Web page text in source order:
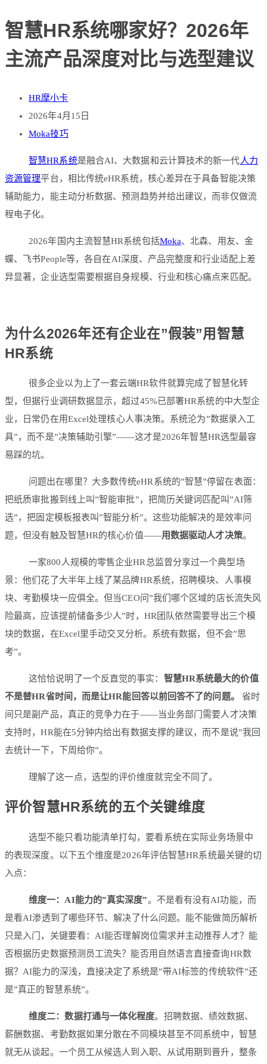
智慧HR系统哪家好？2026年
主流产品深度对比与选型建议
HR摩小卡
2026年4月15日
Moka技巧
智慧HR系统是融合AI、大数据和云计算技术的新一代人力
资源管理平台，相比传统eHR系统，核心差异在于具备智能决策
辅助能力，能主动分析数据、预测趋势并给出建议，而非仅做流
程电子化。
2026年国内主流智慧HR系统包括Moka、北森、用友、金
蝶、飞书People等，各自在AI深度、产品完整度和行业适配上差
异显著，企业选型需要根据自身规模、行业和核心痛点来匹配。
为什么2026年还有企业在”假装”用智慧
HR系统
很多企业以为上了一套云端HR软件就算完成了智慧化转
型，但据行业调研数据显示，超过45%已部署HR系统的中大型企
业，日常仍在用Excel处理核心人事决策。系统沦为”数据录入工
具”，而不是”决策辅助引擎”——这才是2026年智慧HR选型最容
易踩的坑。
问题出在哪里？大多数传统eHR系统的”智慧”停留在表面：
把纸质审批搬到线上叫”智能审批”，把简历关键词匹配叫”AI筛
选”，把固定模板报表叫”智能分析”。这些功能解决的是效率问
题，但没有触及智慧HR的核心价值——用数据驱动人才决策。
一家800人规模的零售企业HR总监曾分享过一个典型场
景：他们花了大半年上线了某品牌HR系统，招聘模块、人事模
块、考勤模块一应俱全。但当CEO问”我们哪个区域的店长流失风
险最高，应该提前储备多少人”时，HR团队依然需要导出三个模
块的数据，在Excel里手动交叉分析。系统有数据，但不会”思
考”。
这恰恰说明了一个反直觉的事实： 智慧HR系统最大的价值
不是替HR省时间，而是让HR能回答以前回答不了的问题。
省时
间只是副产品，真正的竞争力在于——当业务部门需要人才决策
支持时，HR能在5分钟内给出有数据支撑的建议，而不是说”我回
去统计一下，下周给你”。
理解了这一点，选型的评价维度就完全不同了。
评价智慧HR系统的五个关键维度
选型不能只看功能清单打勾，要看系统在实际业务场景中
的表现深度。以下五个维度是2026年评估智慧HR系统最关键的切
入点：
维度一：AI能力的”真实深度”。不是看有没有AI功能，而
是看AI渗透到了哪些环节、解决了什么问题。能不能做简历解析
只是入门，关键要看：AI能否理解岗位需求并主动推荐人才？能
否根据历史数据预测员工流失？能否用自然语言直接查询HR数
据？AI能力的深浅，直接决定了系统是”带AI标签的传统软件”还
是”真正的智慧系统”。
维度二：数据打通与一体化程度。招聘数据、绩效数据、
薪酬数据、考勤数据如果分散在不同模块甚至不同系统中，智慧
就无从谈起。一个员工从候选人到入职、从试用期到晋升，整条